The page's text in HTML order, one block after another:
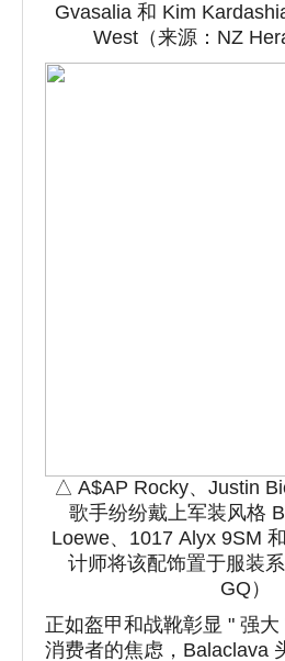
Gvasalia 和 Kim
West（来源：NZ
△ A$AP Rocky、Justin
歌手纷纷戴上军装风格
Loewe、1017 Alyx 9SM
计师将该配饰置于服装
GQ）
正如盔甲和战靴彰显 " 强
消费者的焦虑，Balaclava